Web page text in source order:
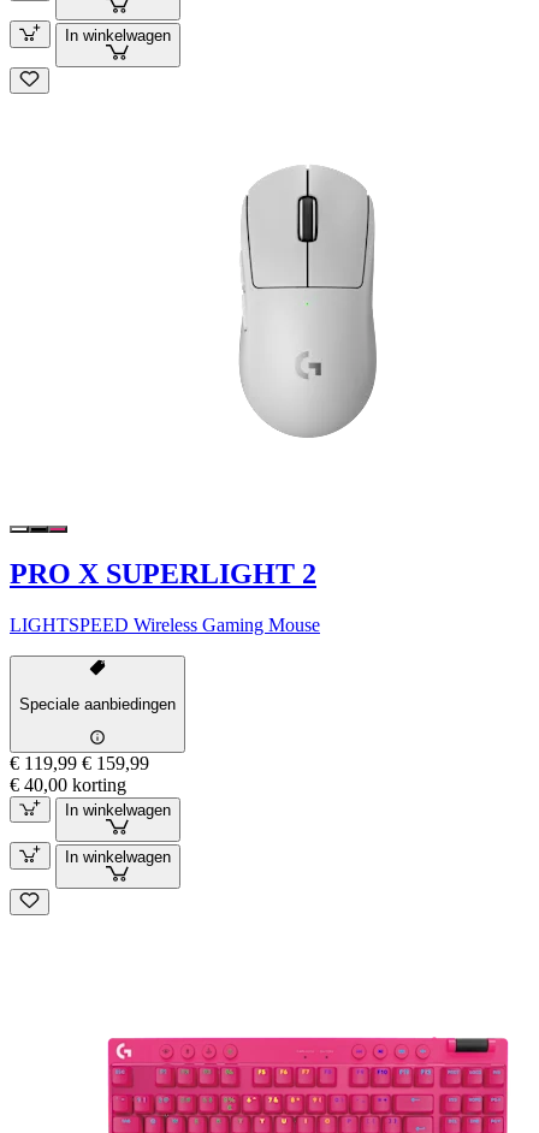
In winkelwagen
PRO X SUPERLIGHT 2
LIGHTSPEED Wireless Gaming Mouse
Speciale aanbiedingen
€ 119,99 € 159,99
€ 40,00 korting
In winkelwagen
In winkelwagen